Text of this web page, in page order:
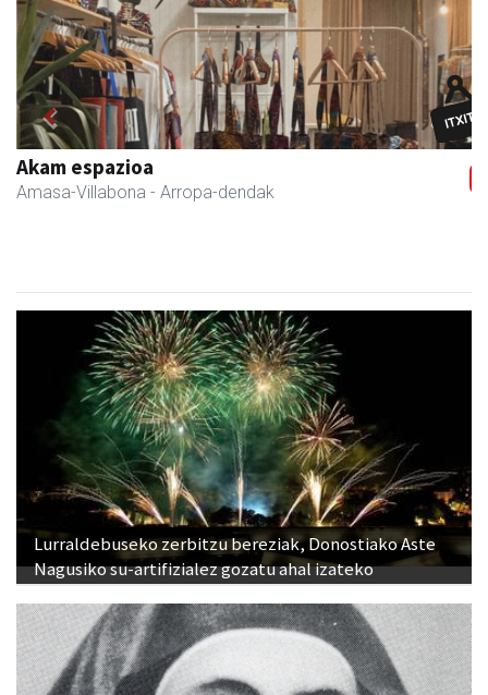
Akam espazioa
Amasa-Villabona - Arropa-dendak
Previous Next
Lurraldebuseko zerbitzu bereziak, Donostiako Aste
Nagusiko su-artifizialez gozatu ahal izateko